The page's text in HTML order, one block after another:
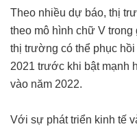
Theo nhiều dự báo, thị
theo mô hình chữ V
thị trường có thể phục
2021 trước khi bật mạnh
vào năm 2022.
Với sự phát triển kinh tế